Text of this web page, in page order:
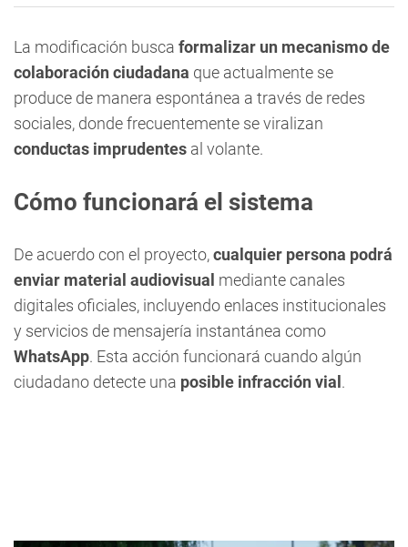
La modificación busca formalizar un mecanismo de
colaboración ciudadana que actualmente se
produce de manera espontánea a través de redes
sociales, donde frecuentemente se viralizan
conductas imprudentes al volante.
Cómo funcionará el sistema
De acuerdo con el proyecto,cualquier persona podrá
enviar material audiovisual mediante canales
digitales oficiales, incluyendo enlaces institucionales
y servicios de mensajería instantánea como
WhatsApp. Esta acción funcionará cuando algún
ciudadano detecte una posible infracción vial .